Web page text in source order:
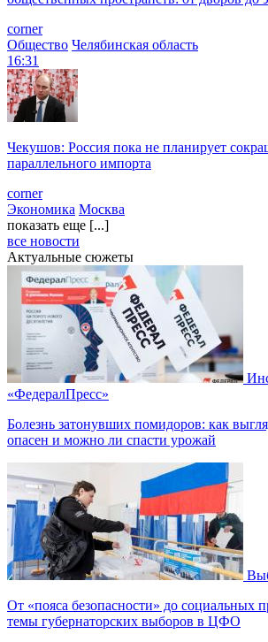
corner
Общество Челябинская область
16:31
Чекушов: Россия пока не планирует
параллельного импорта
corner
Экономика Москва
показать еще [...]
все новости
Актуальные сюжеты
«ФедералПресс»
Болезнь затонувших помидоров: как
опасен и можно ли спасти урожай
От «пояса безопасности» до социальных
темы губернаторских выборов в ЦФО